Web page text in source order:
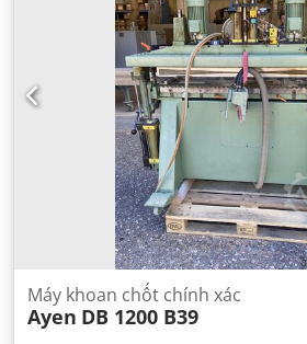
Máy khoan chốt chính xác
Ayen DB 1200 B39